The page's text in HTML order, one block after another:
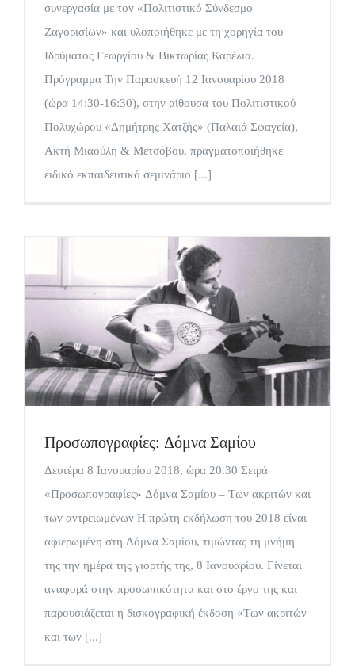
συνεργασία με τον «Πολιτιστικό Σύνδεσμο
Ζαγορισίων» και υλοποιήθηκε με τη χορηγία του
Ιδρύματος Γεωργίου & Βικτωρίας Καρέλια.
Πρόγραμμα Την Παρασκευή 12 Ιανουαρίου 2018
(ώρα 14:30-16:30), στην αίθουσα του Πολιτιστικού
Πολυχώρου «Δημήτρης Χατζής» (Παλαιά Σφαγεία),
Ακτή Μιαούλη & Μετσόβου, πραγματοποιήθηκε
ειδικό εκπαιδευτικό σεμινάριο [...]
Προσωπογραφίες: Δόμνα Σαμίου
Δευτέρα 8 Ιανουαρίου 2018, ώρα 20.30 Σειρά
«Προσωπογραφίες» Δόμνα Σαμίου – Των ακριτών και
των αντρειωμένων Η πρώτη εκδήλωση του 2018 είναι
αφιερωμένη στη Δόμνα Σαμίου, τιμώντας τη μνήμη
της την ημέρα της γιορτής της, 8 Ιανουαρίου. Γίνεται
αναφορά στην προσωπικότητα και στο έργο της και
παρουσιάζεται η δισκογραφική έκδοση «Των ακριτών
και των [...]